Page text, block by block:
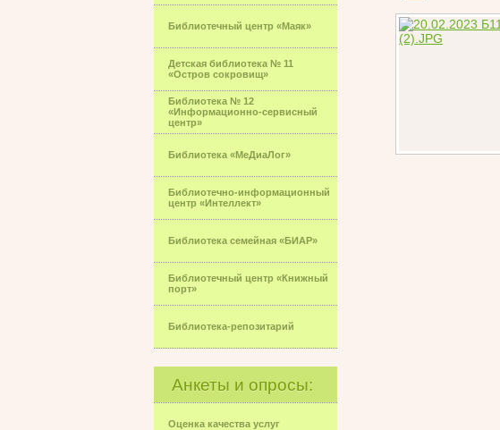
Библиотечный центр «Маяк»
Детская библиотека № 11
«Остров сокровищ»
Библиотека № 12
«Информационно-сервисный
центр»
Библиотека «МеДиаЛог»
Библиотечно-информационный
центр «Интеллект»
Библиотека семейная «БИАР»
Библиотечный центр «Книжный
порт»
Библиотека-репозитарий
Анкеты и опросы:
Оценка качества услуг